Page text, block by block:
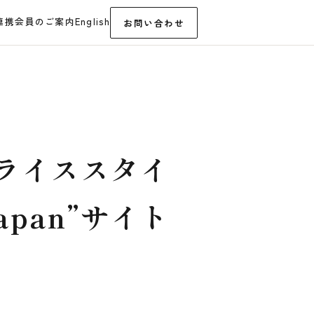
携会員のご案内English お問い合わせ
イススタイ
サイト